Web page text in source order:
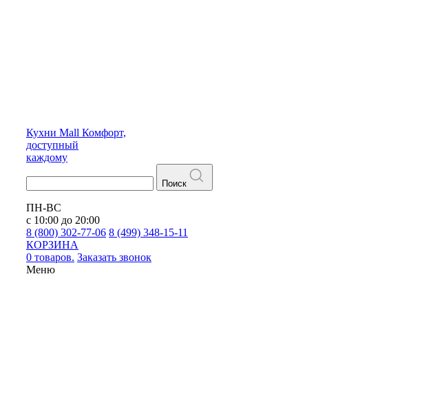
Кухни Mall Комфорт,
доступный
каждому
Поиск
ПН-ВС
с 10:00 до 20:00
8 (800) 302-77-06 8 (499) 348-15-11
КОРЗИНА
0 товаров. Заказать звонок
Меню